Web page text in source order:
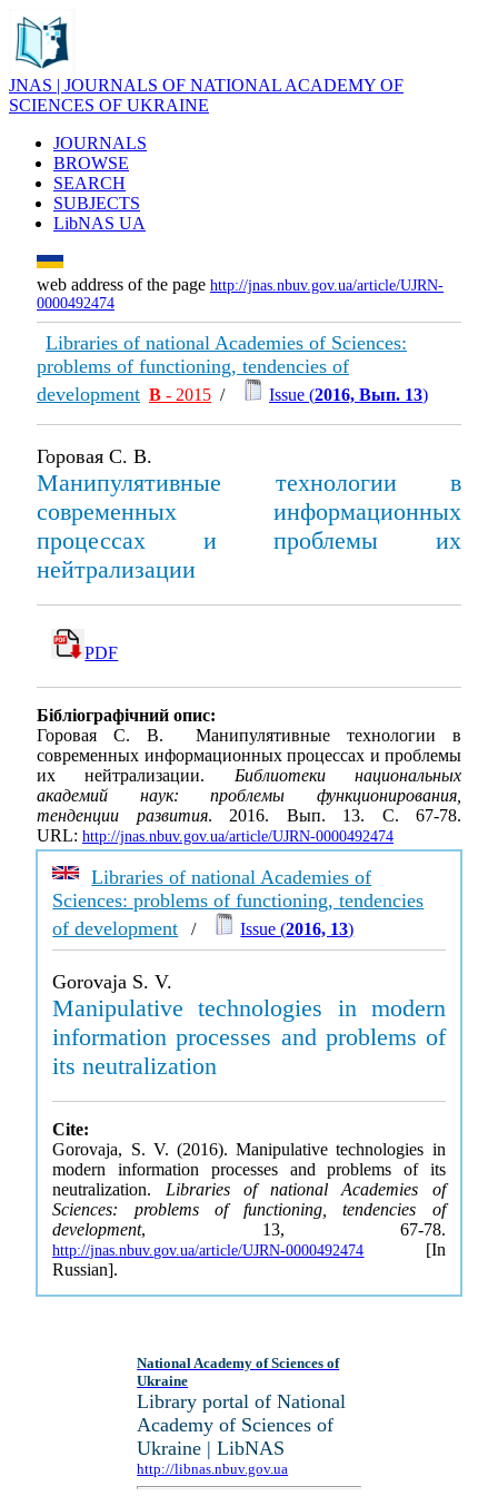
JNAS | JOURNALS OF NATIONAL ACADEMY OF
SCIENCES OF UKRAINE
JOURNALS
BROWSE
SEARCH
SUBJECTS
LibNAS UA
web address of the page http://jnas.nbuv.gov.ua/article/UJRN-
0000492474
Libraries of national Academies of Sciences:
problems of functioning, tendencies of
development В - 2015 / Issue (2016, Вып. 13)
Горовая С. В.
Манипулятивные технологии в
современных информационных
процессах и проблемы их
нейтрализации
PDF
Бібліографічний опис:
Горовая С. В. Манипулятивные технологии в
современных информационных процессах и проблемы
их нейтрализации. Библиотеки национальных
академий наук: проблемы функционирования,
тенденции развития. 2016. Вып. 13. С. 67-78.
URL: http://jnas.nbuv.gov.ua/article/UJRN-0000492474
Libraries of national Academies of
Sciences: problems of functioning, tendencies
of development / Issue (2016, 13)
Gorovaja S. V.
Manipulative technologies in modern
information processes and problems of
its neutralization
Cite:
Gorovaja, S. V. (2016). Manipulative technologies in
modern information processes and problems of its
neutralization. Libraries of national Academies of
Sciences: problems of functioning, tendencies of
development, 13, 67-78.
http://jnas.nbuv.gov.ua/article/UJRN-0000492474 [In
Russian].
National Academy of Sciences of
Ukraine
Library portal of National
Academy of Sciences of
Ukraine | LibNAS
http://libnas.nbuv.gov.ua